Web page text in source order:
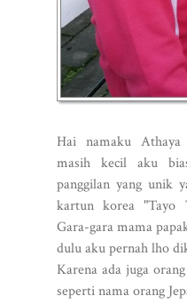
Hai namaku
masih kecil aku
panggilan yang unik
kartun korea "Tayo
Gara-gara mama
dulu aku pernah lho
Karena ada juga
seperti nama orang